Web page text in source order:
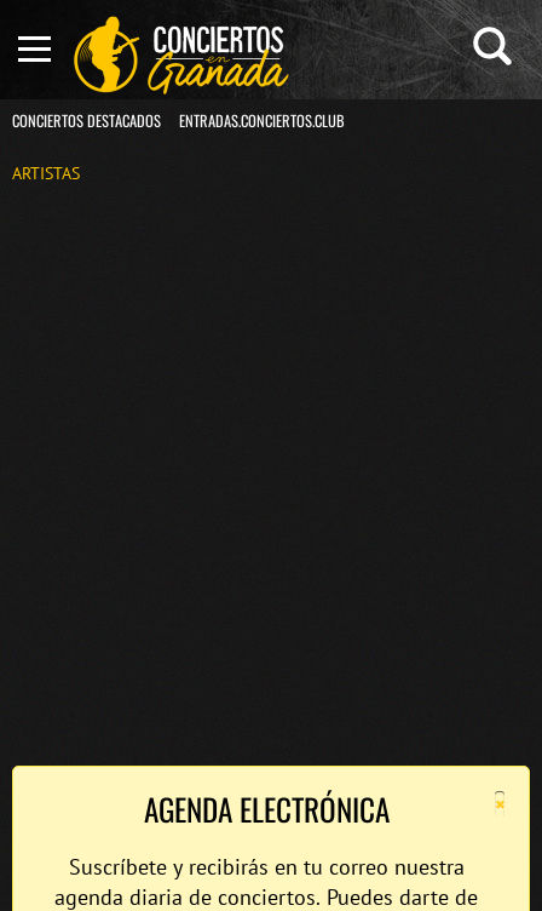
CONCIERTOS DESTACADOS ENTRADAS.CONCIERTOS.CLUB
ARTISTAS
×
AGENDA ELECTRÓNICA
Suscríbete y recibirás en tu correo nuestra
agenda diaria de conciertos. Puedes darte de